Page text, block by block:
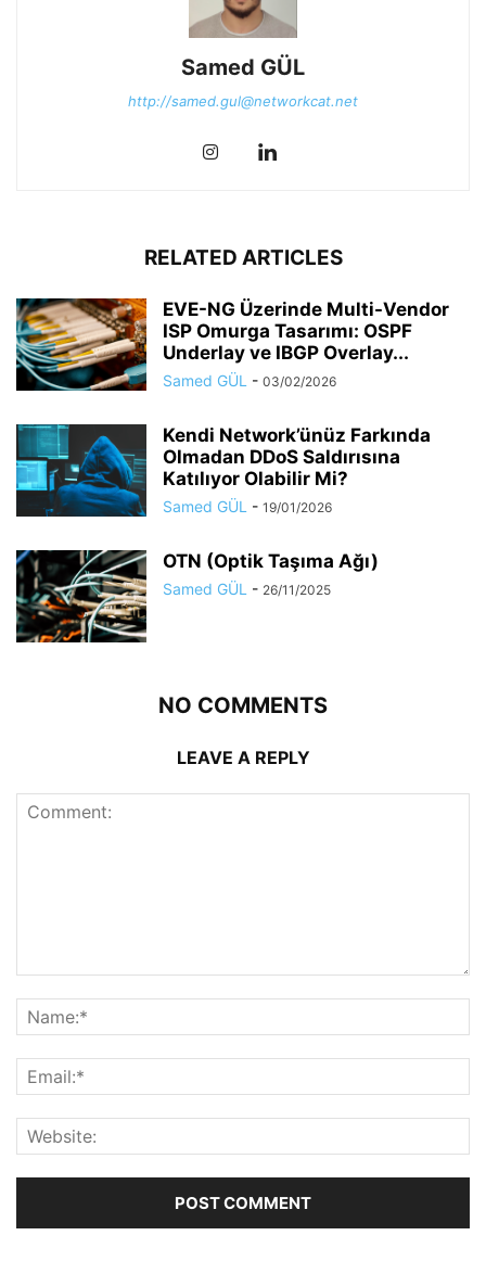
Samed GÜL
http://samed.gul@networkcat.net
RELATED ARTICLES
EVE-NG Üzerinde Multi-Vendor
ISP Omurga Tasarımı: OSPF
Underlay ve IBGP Overlay...
Samed GÜL - 03/02/2026
Kendi Network’ünüz Farkında
Olmadan DDoS Saldırısına
Katılıyor Olabilir Mi?
Samed GÜL - 19/01/2026
OTN (Optik Taşıma Ağı)
Samed GÜL - 26/11/2025
NO COMMENTS
LEAVE A REPLY